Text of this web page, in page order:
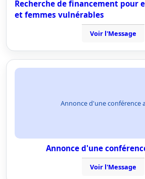
Recherche de financement pour
et femmes vulnérables
Voir l'Message
Annonce d'une conférence
Annonce d'une
Voir l'Message